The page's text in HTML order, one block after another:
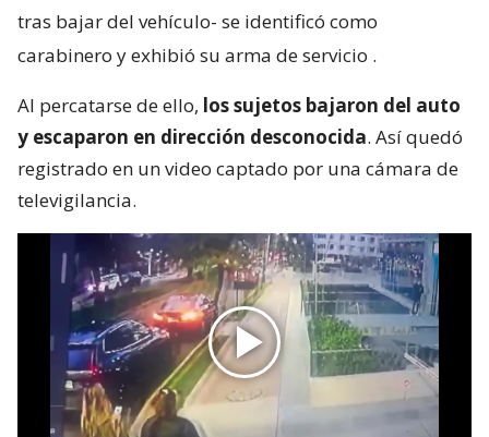
tras bajar del vehículo- se identificó como
carabinero y exhibió su arma de servicio .
Al percatarse de ello, los sujetos bajaron del auto
y escaparon en dirección desconocida. Así quedó
registrado en un video captado por una cámara de
televigilancia.